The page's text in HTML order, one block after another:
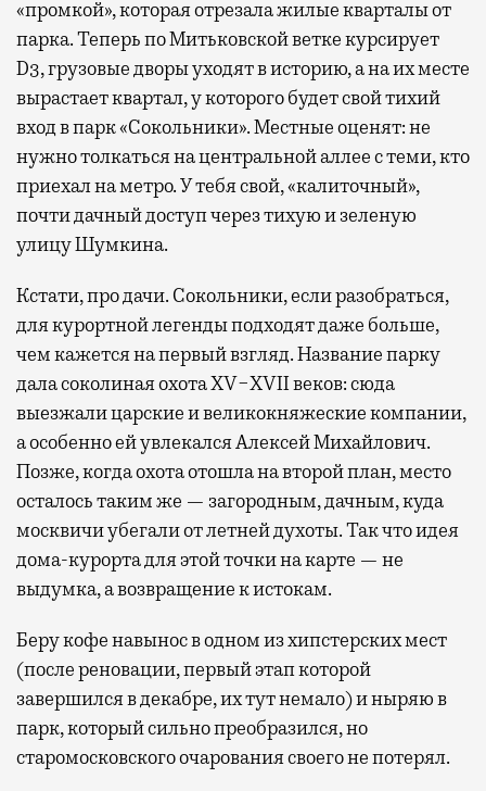
«промкой», которая отрезала жилые кварталы от
парка. Теперь по Митьковской ветке курсирует
D3, грузовые дворы уходят в историю, а на их месте
вырастает квартал, у которого будет свой тихий
вход в парк «Сокольники». Местные оценят: не
нужно толкаться на центральной аллее с теми, кто
приехал на метро. У тебя свой, «калиточный»,
почти дачный доступ через тихую и зеленую
улицу Шумкина.
Кстати, про дачи. Сокольники, если разобраться,
для курортной легенды подходят даже больше,
чем кажется на первый взгляд. Название парку
дала соколиная охота XV−XVII веков: сюда
выезжали царские и великокняжеские компании,
а особенно ей увлекался Алексей Михайлович.
Позже, когда охота отошла на второй план, место
осталось таким же — загородным, дачным, куда
москвичи убегали от летней духоты. Так что идея
дома-курорта для этой точки на карте — не
выдумка, а возвращение к истокам.
Беру кофе навынос в одном из хипстерских мест
(после реновации, первый этап которой
завершился в декабре, их тут немало) и ныряю в
парк, который сильно преобразился, но
старомосковского очарования своего не потерял.